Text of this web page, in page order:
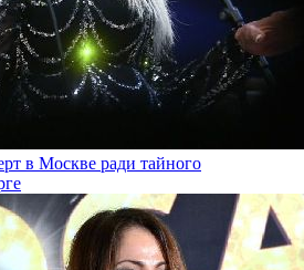
в Москве ради тайного